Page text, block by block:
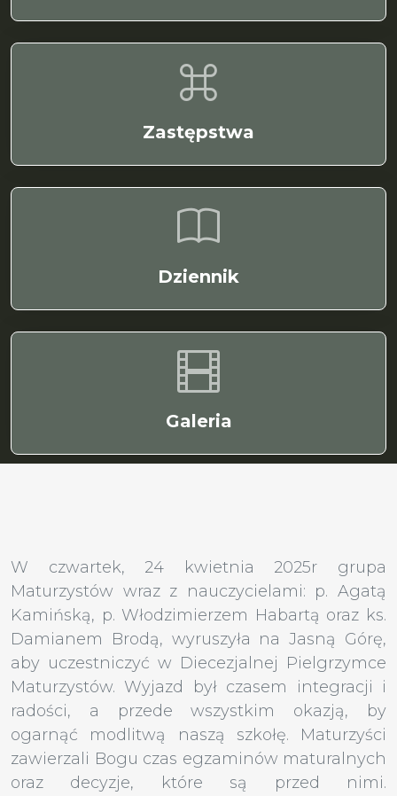
Zastępstwa
Dziennik
Galeria
W czwartek, 24 kwietnia 2025r grupa
Maturzystów wraz z nauczycielami: p. Agatą
Kamińską, p. Włodzimierzem Habartą oraz ks.
Damianem Brodą, wyruszyła na Jasną Górę,
aby uczestniczyć w Diecezjalnej Pielgrzymce
Maturzystów. Wyjazd był czasem integracji i
radości, a przede wszystkim okazją, by
ogarnąć modlitwą naszą szkołę. Maturzyści
zawierzali Bogu czas egzaminów maturalnych
oraz decyzje, które są przed nimi.